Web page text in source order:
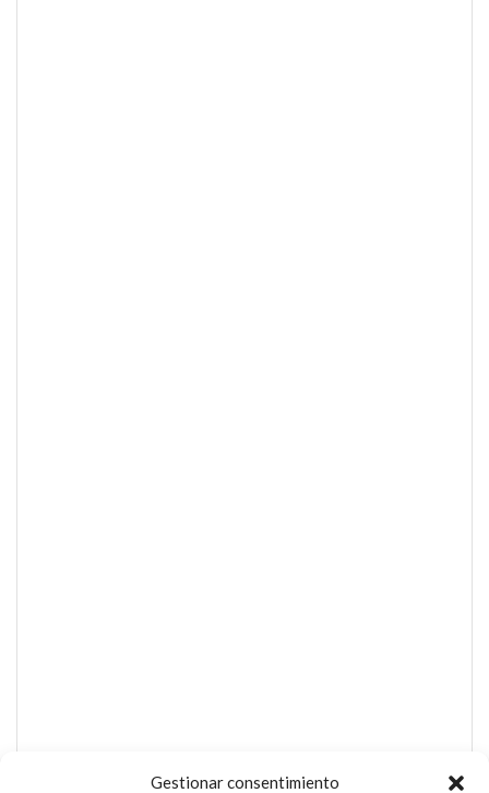
Gestionar consentimiento